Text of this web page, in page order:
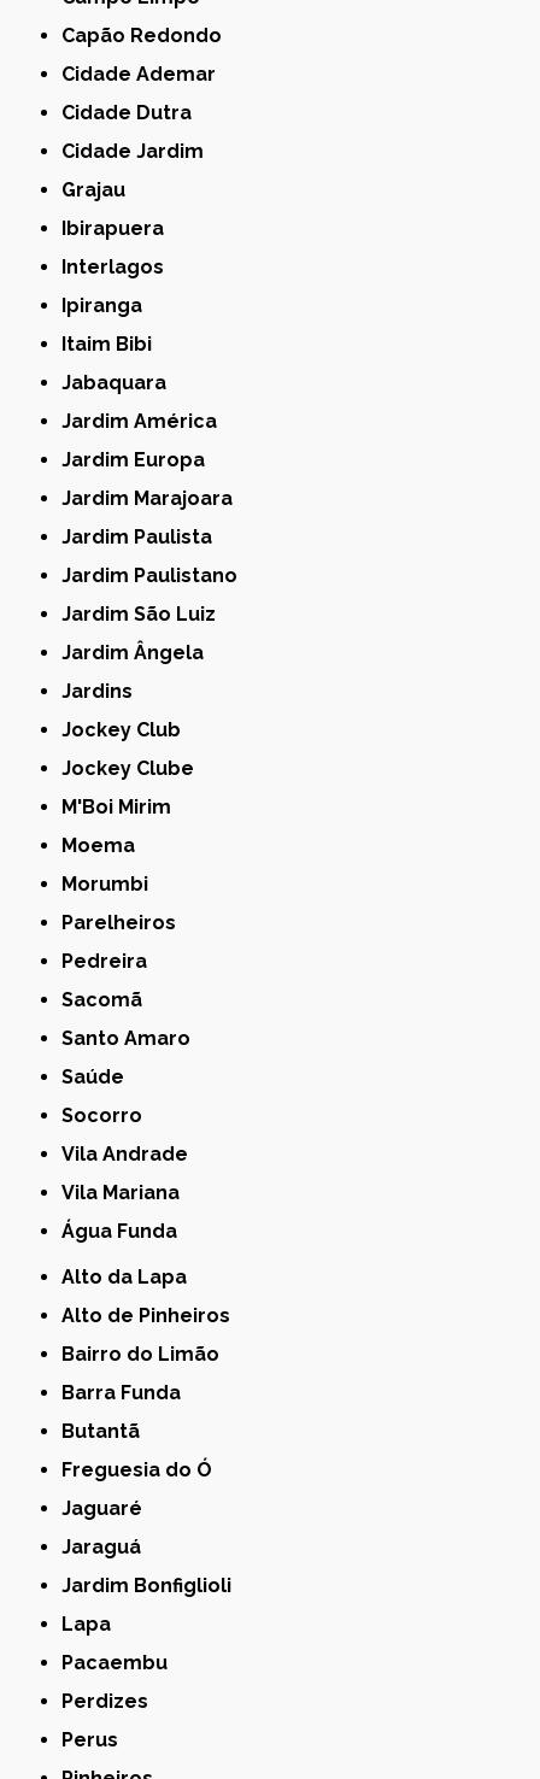
Capão Redondo
Cidade Ademar
Cidade Dutra
Cidade Jardim
Grajau
Ibirapuera
Interlagos
Ipiranga
Itaim Bibi
Jabaquara
Jardim América
Jardim Europa
Jardim Marajoara
Jardim Paulista
Jardim Paulistano
Jardim São Luiz
Jardim Ângela
Jardins
Jockey Club
Jockey Clube
M'Boi Mirim
Moema
Morumbi
Parelheiros
Pedreira
Sacomã
Santo Amaro
Saúde
Socorro
Vila Andrade
Vila Mariana
Água Funda
Alto da Lapa
Alto de Pinheiros
Bairro do Limão
Barra Funda
Butantã
Freguesia do Ó
Jaguaré
Jaraguá
Jardim Bonfiglioli
Lapa
Pacaembu
Perdizes
Perus